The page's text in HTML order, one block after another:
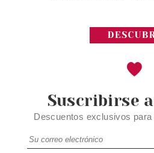
Suscribirse
Descuentos exclusivos